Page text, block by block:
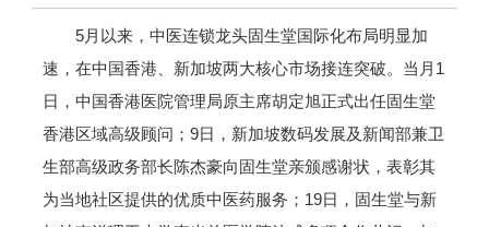
5月以来，中医连锁龙头固生堂国际化布局明显加
速，在中国香港、新加坡两大核心市场接连突破。当月1
日，中国香港医院管理局原主席胡定旭正式出任固生堂
香港区域高级顾问；9日，新加坡数码发展及新闻部兼卫
生部高级政务部长陈杰豪向固生堂亲颁感谢状，表彰其
为当地社区提供的优质中医药服务；19日，固生堂与新